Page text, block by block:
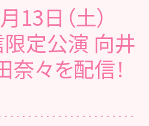
13日（土）
定公演 向井
々を配信！